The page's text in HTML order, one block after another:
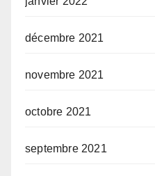
décembre 2021
novembre 2021
octobre 2021
septembre 2021